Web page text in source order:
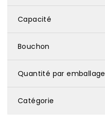
Capacité
Bouchon
Quantité par emballage
Catégorie